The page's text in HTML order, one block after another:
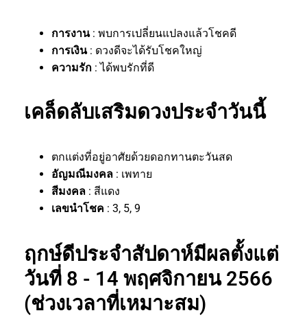
การงาน: พบการเปลี่ยนแปลงแล้วโชคดี
การเงิน: ดวงดีจะได้รับโชคใหญ่
ความรัก : ได้พบรักที่ดี
เคล็ดลับเสริมดวงประจำวันนี้
ตกแต่งที่อยู่อาศัยด้วยดอกทานตะวันสด
อัญมณีมงคล : เพทาย
สีมงคล : สีแดง
เลขนำโชค : 3, 5, 9
ฤกษ์ดีประจำสัปดาห์มีผลตั้งแต่
วันที่ 8 - 14 พฤศจิกายน 2566
(ช่วงเวลาที่เหมาะสม)